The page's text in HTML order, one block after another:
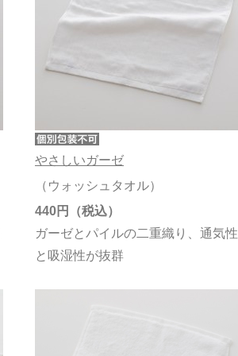
やさしいガーゼ
（ウォッシュタオル）
ガーゼとパイルの二重織り、通気性
と吸湿性が抜群
440円